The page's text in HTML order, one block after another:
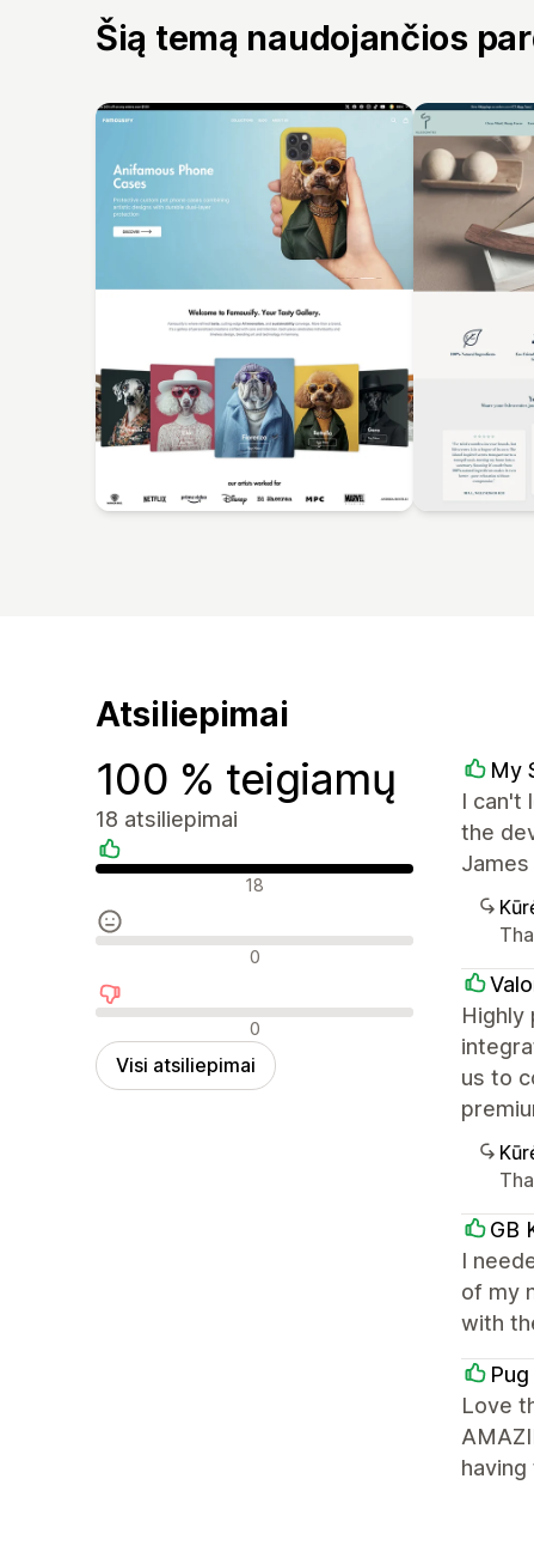
Šią temą naudojančios
Atsiliepimai
100 % teigiamų
18 atsiliepimai
Teigiami atsiliepimai
18
Neutralūs atsiliepimai
0
Neigiami atsiliepimai
0
Visi atsiliepimai
My
I can't
the
Highly
us to
GB
I
of my
with
Love